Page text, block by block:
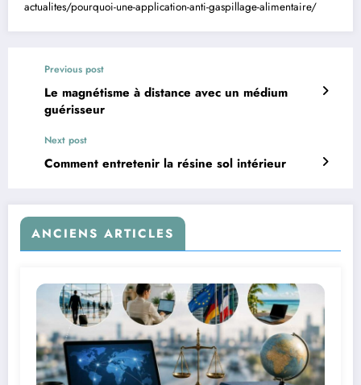
actualites/pourquoi-une-application-anti-gaspillage-alimentaire/
Previous post
Le magnétisme à distance avec un médium
guérisseur
Next post
Comment entretenir la résine sol intérieur
ANCIENS ARTICLES